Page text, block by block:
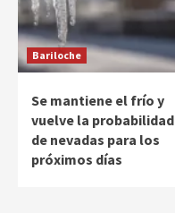
Bariloche
Se mantiene el frío y
vuelve la probabilidad
de nevadas para los
próximos días